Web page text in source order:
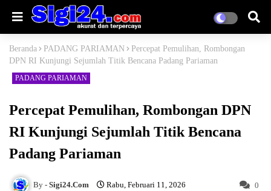
Beranda PADANG PARIAMAN
Percepat Pemulihan, Rombongan
DPN RI Kunjungi Sejumlah Titik Bencana Padang Pariaman
PADANG PARIAMAN
Percepat Pemulihan, Rombongan DPN
RI Kunjungi Sejumlah Titik Bencana
Padang Pariaman
Sigi24.Com Rabu, Februari 11, 2026 0